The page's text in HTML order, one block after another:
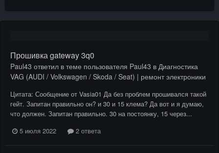
Прошивка gateway 3q0
Paul43 ответил в теме пользователя Paul43 в Диагностика
VAG (AUDI / Volkswagen / Skoda / Seat) | ремонт электроники
Цитата: Сообщение от Vasia01 Да без проблем прошивался такой
гейт. Запитан правильно он? и 30 и 15 клема? Да вот и я думаю,
что должен. Запитан правильно. 30 на постоянку, 15 через...
5 июля 2022
2 ответа